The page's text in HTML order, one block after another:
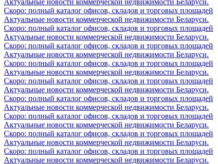
Скоро: полный каталог офисов, складов и торговых площадей
Актуальные новости коммерческой недвижимости Беларуси.
Скоро: полный каталог офисов, складов и торговых площадей
Актуальные новости коммерческой недвижимости Беларуси.
Скоро: полный каталог офисов, складов и торговых площадей
Актуальные новости коммерческой недвижимости Беларуси.
Скоро: полный каталог офисов, складов и торговых площадей
Актуальные новости коммерческой недвижимости Беларуси.
Скоро: полный каталог офисов, складов и торговых площадей
Актуальные новости коммерческой недвижимости Беларуси.
Скоро: полный каталог офисов, складов и торговых площадей
Актуальные новости коммерческой недвижимости Беларуси.
Скоро: полный каталог офисов, складов и торговых площадей
Актуальные новости коммерческой недвижимости Беларуси.
Скоро: полный каталог офисов, складов и торговых площадей
Актуальные новости коммерческой недвижимости Беларуси.
Скоро: полный каталог офисов, складов и торговых площадей
Актуальные новости коммерческой недвижимости Беларуси.